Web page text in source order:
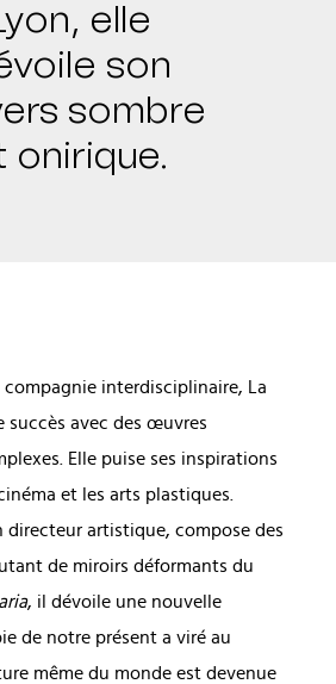
elle
son
sombre
onirique.
compagnie interdisciplinaire, La
succès avec des œuvres
Elle puise ses inspirations
et les arts plastiques.
directeur artistique, compose des
de miroirs déformants du
, il dévoile une nouvelle
de notre présent a viré au
même du monde est devenue